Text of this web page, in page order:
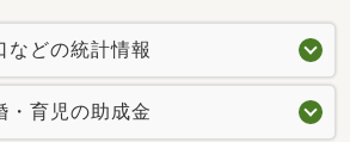
などの統計情報
・育児の助成金